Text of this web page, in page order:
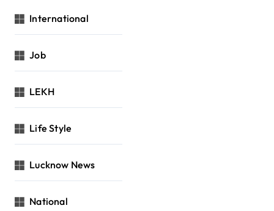
International
Job
LEKH
Life Style
Lucknow News
National